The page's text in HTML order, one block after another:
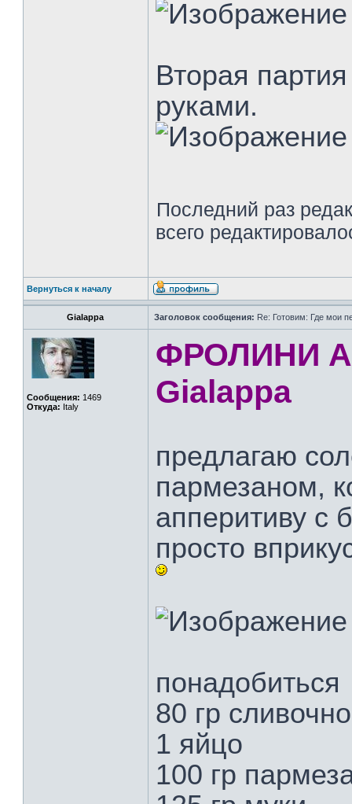
Вторая
руками.
Последний раз
всего
Вернуться к началу
Gialappa Заголовок сообщения: Re: Готовим: Где мои
Сообщения: 1469
Откуда: Italy
ФРОЛИНИ
Gialappa
предлагаю
пармезаном,
апперитиву с
просто
понадобиться
80 гр
1 яйцо
100 гр